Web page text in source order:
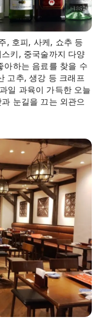
, 호피, 사케, 쇼추 등
키, 중국술까지 다양
아하는 음료를 찾을 수
고추, 생강 등 크래프
일 과육이 가득한 오늘
눈길을 끄는 외관으